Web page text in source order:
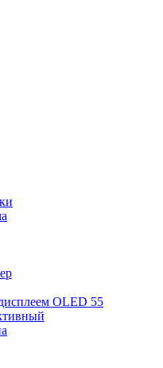
OLED 55